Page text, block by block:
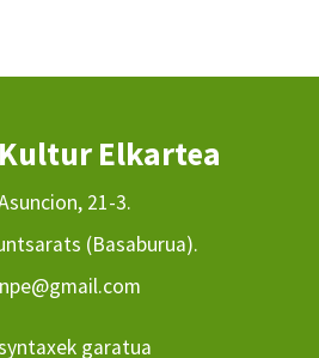
Elkartea
21-3.
(Basaburua).
garatua